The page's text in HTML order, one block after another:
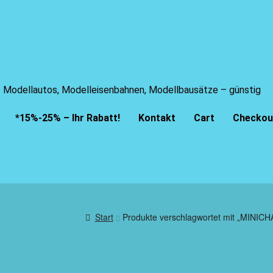
Modellautos, Modelleisenbahnen, Modellbausätze – günstig
*15%-25% – Ihr Rabatt! Kontakt Cart
Start Produkte verschlagwortet mit